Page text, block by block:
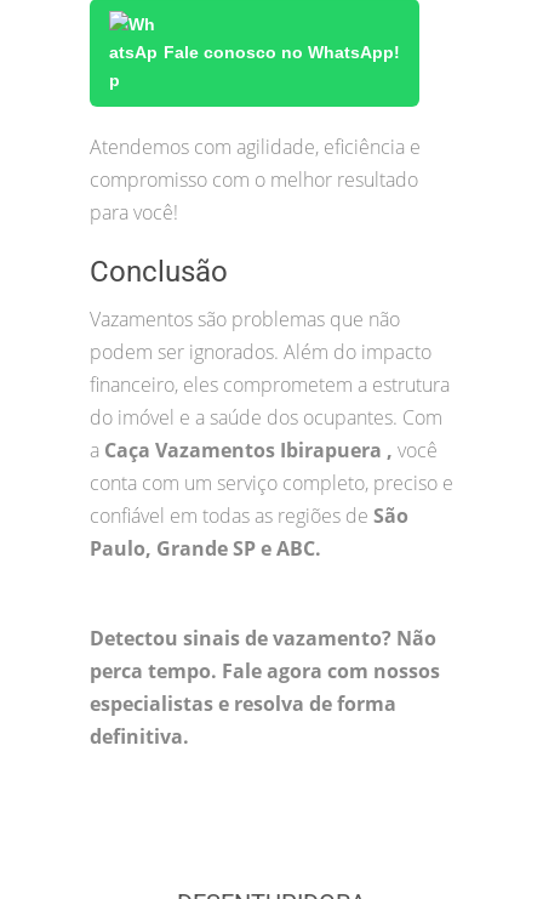
Fale conosco no WhatsApp!
Atendemos com agilidade, eficiência e
compromisso com o melhor resultado
para você!
Conclusão
Vazamentos são problemas que não
podem ser ignorados. Além do impacto
financeiro, eles comprometem a estrutura
do imóvel e a saúde dos ocupantes. Com
a Caça Vazamentos Ibirapuera , você
conta com um serviço completo, preciso e
confiável em todas as regiões de São
Paulo, Grande SP e ABC.
Detectou sinais de vazamento? Não
perca tempo. Fale agora com nossos
especialistas e resolva de forma
definitiva.